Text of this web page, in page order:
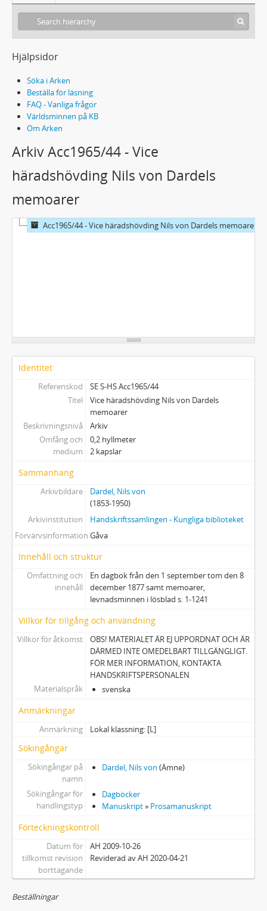
Hjälpsidor
Söka i Arken
Beställa för läsning
FAQ - Vanliga frågor
Världsminnen på KB
Om Arken
Arkiv Acc1965/44 - Vice
häradshövding Nils von Dardels
memoarer
Acc1965/44 - Vice häradshövding Nils von Dardels memoarer
Identitet
Referenskod
SE S-HS Acc1965/44
Titel
Vice häradshövding Nils von Dardels
memoarer
Beskrivningsnivå
Arkiv
Omfång och
medium
0,2 hyllmeter
2 kapslar
Sammanhang
Arkivbildare
Dardel, Nils von
(1853-1950)
Arkivinstitution
Handskriftssamlingen - Kungliga biblioteket
Förvärvsinformation Gåva
Innehåll och struktur
Omfattning och
innehåll
En dagbok från den 1 september tom den 8
december 1877 samt memoarer,
levnadsminnen i lösblad s. 1-1241
Villkor för tillgång och användning
Villkor för åtkomst
OBS! MATERIALET ÄR EJ UPPORDNAT OCH ÄR
DÄRMED INTE OMEDELBART TILLGÄNGLIGT.
FÖR MER INFORMATION, KONTAKTA
HANDSKRIFTSPERSONALEN
Materialspråk
svenska
Anmärkningar
Anmärkning Lokal klassning: [L]
Sökingångar
Sökingångar på
namn
Dardel, Nils von (Ämne)
Sökingångar för
handlingstyp
Dagböcker
Manuskript» Prosamanuskript
Förteckningskontroll
Datum för
tillkomst revision
borttagande
AH 2009-10-26
Reviderad av AH 2020-04-21
Beställningar